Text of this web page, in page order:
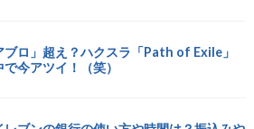
ブロ」超え？ハクスラ「Path of Exile」
今アツイ！（笑）